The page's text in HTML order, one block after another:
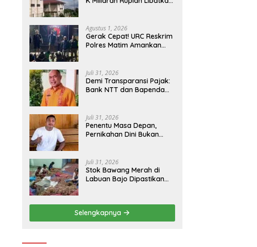
Agustus 1, 2026
Gerak Cepat! URC Reskrim
Polres Matim Amankan
Golo Kantar
Juli 31, 2026
​Demi Transparansi Pajak:
Bank NTT dan Bapenda
Juli 31, 2026
Penentu Masa Depan,
Pernikahan Dini Bukan
Juli 31, 2026
Stok Bawang Merah di
Labuan Bajo Dipastikan
Masyarakat Apresiasi
Peran Ninonk
Selengkapnya